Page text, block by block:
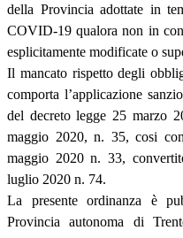
della Provincia adottate in
COVID-19 qualora non in
esplicitamente modificate o
Il mancato rispetto degli
comporta l’applicazione
del decreto legge 25 marzo
maggio 2020, n. 35, cosi
maggio 2020 n. 33,
luglio 2020 n. 74.
La presente ordinanza è
Provincia autonoma di